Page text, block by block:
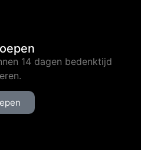
14 dagen bedenktijd